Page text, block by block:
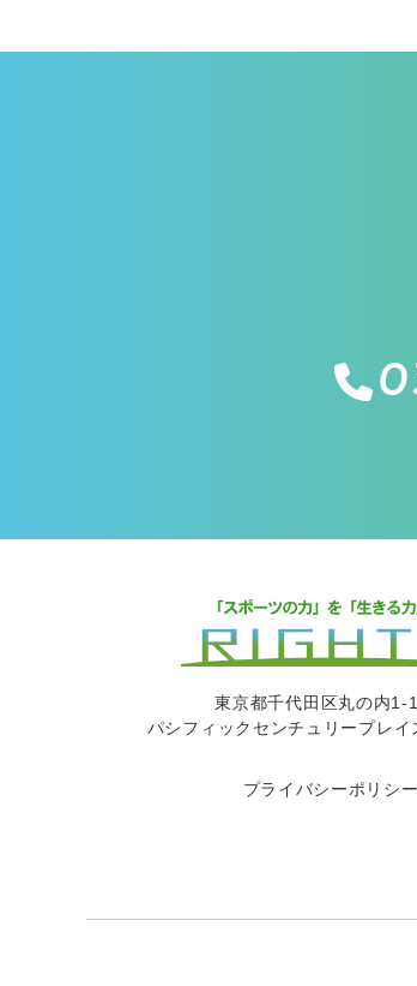
東京都千代田区丸の内1-
パシフィックセンチュリープレイ
プライバシーポリシー